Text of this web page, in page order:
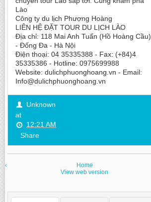
Lào
Công ty du lịch Phượng Hoàng
LIÊN HỆ ĐẶT TOUR DU LỊCH LÀO
Địa chỉ: 118 Mai Anh Tuấn (Hồ Hoàng Cầu)
- Đống Đa - Hà Nội
Điện thoại: 04 35335388 - Fax: (+84)4
35335386 - Hotline: 0975699988
Website: dulichphuonghoang.vn - Email:
Info@dulichphuonghoang.vn
Unknown
at
12:21 AM
Share
‹
Home
View web version